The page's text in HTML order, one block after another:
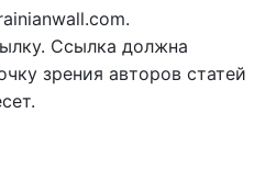
Ссылка должна
зрения авторов статей